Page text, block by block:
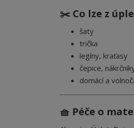
✂️ Co lze z
šaty
trička
legíny, kraťasy
čepice,
domácí a
🧺 Péče o